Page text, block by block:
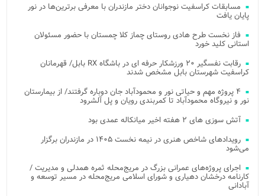
مسابقات کراسفیت نوجوانان دختر مازندران با معرفی برترین‌ها در نور
پایان یافت
فاز نخست طرح هادی روستای چماز کلا چمستان با حضور مسئولان
استانی کلید خورد
رقابت نفسگیر ۲۰ ورزشکار حرفه ای در باشگاه RX بابل/ قهرمانان
کراسفیت شهرستان بابل مشخص شدند
۴ پروژه مهم و حیاتی نور و محمودآباد جان دوباره گرفتند/ از بیمارستان
نور و نیروگاه محمودآباد تا کمربندی رویان و پل آلشرود
آتش‌ سوزی‌ های ۲ هفته اخیر میانکاله عمدی بود
رویدادهای شاخص هنری در نیمه نخست ۱۴۰۵ در مازندران برگزار
می‌شود
اجرای پروژه‌های عمرانی بزرگ در مریج‌محله ثمره همدلی و مدیریت /
کارنامه درخشان دهیاری و شورای اسلامی مریج‌محله در مسیر توسعه و
آبادانی